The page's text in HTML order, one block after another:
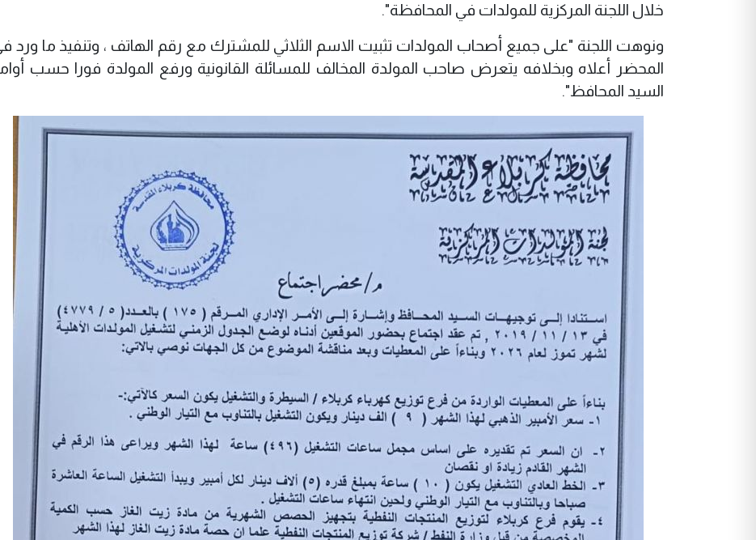
خلال اللجنة المركزية للمولدات في المحافظة".
ونوهت اللجنة "على جميع أصحاب المولدات تثبيت الاسم الثلاثي للمشترك مع رقم الهاتف ، وتنفيذ ما ورد
المحضر أعلاه وبخلافه يتعرض صاحب المولدة المخالف للمسائلة القانونية ورفع المولدة فورا حسب
السيد المحافظ".